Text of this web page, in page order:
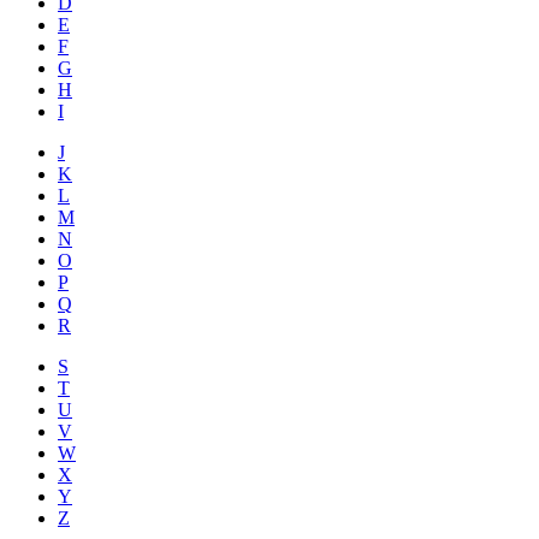
E
F
G
H
I
J
K
L
M
N
O
P
Q
R
S
T
U
V
W
X
Y
Z